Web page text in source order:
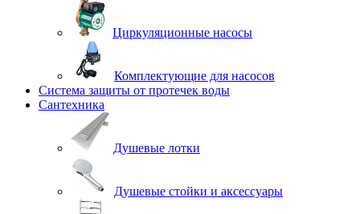
Циркуляционные насосы
Комплектующие для насосов
Система защиты от протечек воды
Сантехника
Душевые лотки
Душевые стойки и аксессуары